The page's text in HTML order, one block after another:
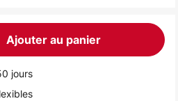
Ajouter au panier
jours